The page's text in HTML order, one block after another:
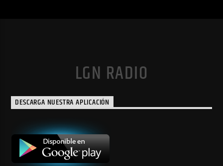
LGN RADIO
DESCARGA NUESTRA APLICACIÓN